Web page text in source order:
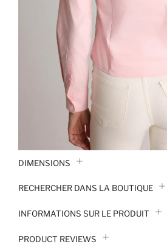
DIMENSIONS
RECHERCHER DANS LA BOUTIQUE
INFORMATIONS SUR LE PRODUIT
PRODUCT REVIEWS